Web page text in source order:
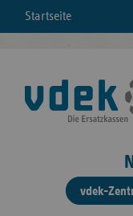
Startseite
vdek-